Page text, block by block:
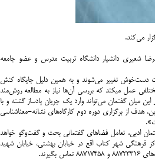
می‌کند.
شعیری دانشیار دانشگاه تربیت مدرس و عضو جامعه
دست‌خوش تغییر می‌شوند و به همین دلیل جایگاه کنش
آن‌ها تضعیف شده، شرایط برای عبور به گسست فراهم می‌شود. گسست گفتمانی در سطوح مختلفی عمل می‎کند که بررسی آن‌ها نیاز به مطالعه روش‌مند
میان گفتمان می‌تواند وارد یک جریان پادساز گشته و با
هدف از برگزاری دوره دوم کارگاه‌های نشانه-معناشناسی
ادبی، تعامل فضاهای گفتمانی بحث و گفت‌وگو خواهد
در ساعت اداری به مرکز فرهنگی شهر کتاب اقع در خیابان بهشتی، خیابان شهید